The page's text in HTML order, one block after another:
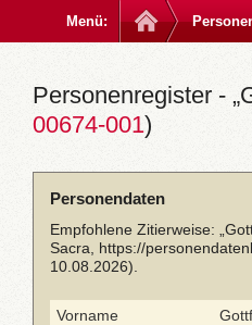
Menü:
Personenregister -
00674-001)
Personendaten
Empfohlene Zitierweise:
Sacra, https://
10.08.2026).
Vorname